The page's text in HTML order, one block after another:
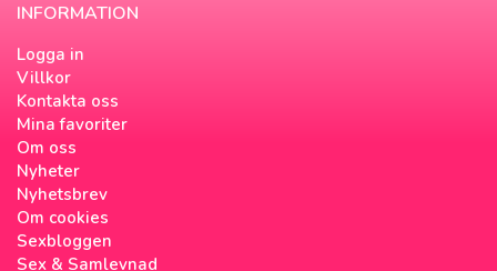
INFORMATION
Logga in
Villkor
Kontakta oss
Mina favoriter
Om oss
Nyheter
Nyhetsbrev
Om cookies
Sexbloggen
Sex & Samlevnad